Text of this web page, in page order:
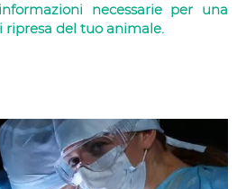
necessarie per una
del tuo animale.